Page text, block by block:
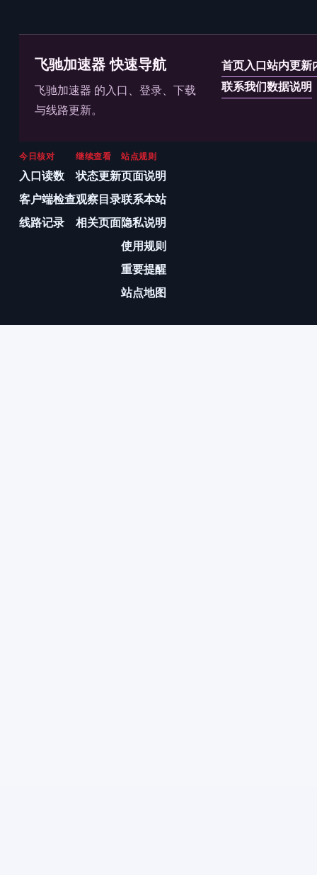
飞驰加速器 快速导航
飞驰加速器 的入口、登录、下载
与线路更新。
首页入口站内更新
联系我们数据说明
今日核对
入口读数
客户端检查
线路记录
继续查看
状态更新
观察目录
相关页面
站点规则
页面说明
联系本站
隐私说明
使用规则
重要提醒
站点地图